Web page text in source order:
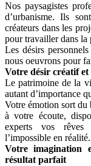
Nos paysagistes
d’urbanisme. Ils
créateurs dans les
pour travailler dans la
Les désirs
nous oeuvrons pour
Votre désir créatif et
Le patrimoine de la
autant d’importance
Votre émotion sort du
à votre écoute,
experts vos rêves
l’impossible en réalité.
Votre imagination
résultat parfait